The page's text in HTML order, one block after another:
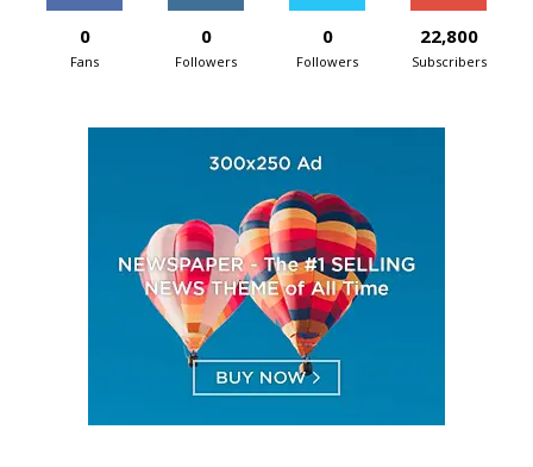
0
Fans
0
Followers
0
Followers
22,800
Subscribers